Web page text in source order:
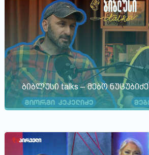
ბიბლუსი talks – მებო ნუცუბიძე